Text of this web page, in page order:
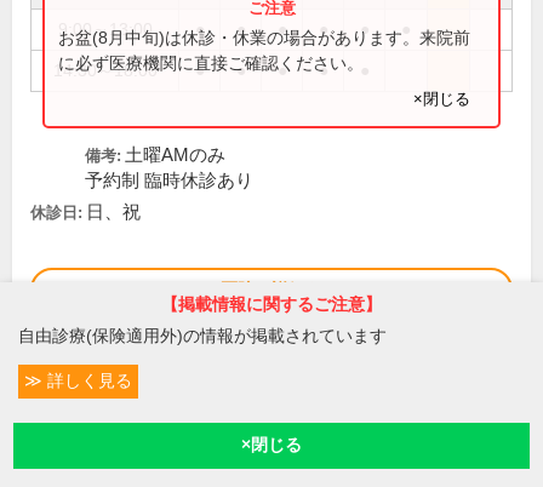
9:00～13:00 ● ● ● ● ●
14:30～18:00 ● ● ● ●
お盆(8月中旬)は休診・休業の場合があります。来院前
に必ず医療機関に直接ご確認ください。
×閉じる
備考: 土曜AMのみ
予約制 臨時休診あり
休診日: 日、祝
アクセス数※
次の15件を表示
1 2 3
現在診療
【掲載情報に関するご注意】
自由診療(保険適用外)の情報が掲載されています
詳しく見る